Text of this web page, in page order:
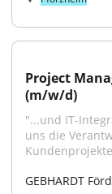
Project
(m/w/d)
"...und IT-
uns die
GEBHARDT